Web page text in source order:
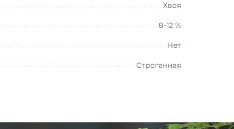
Хвоя
8-12 %
Нет
Строганная